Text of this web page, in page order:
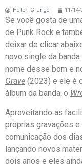
Helton Grunge 11/14/
Se você gosta de
de Punk Rock e
deixar de clicar
novo single da
nome desse bom e
Grave (2023) e ele é
álbum da banda: o
Aproveitando as
próprias gravações
comunicação dos
lançando novos
dois anos e eles